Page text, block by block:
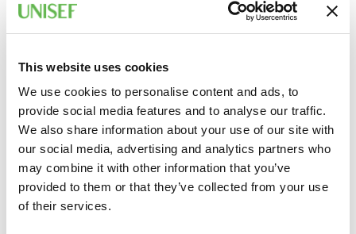
This website uses cookies
We use cookies to personalise content and ads, to
provide social media features and to analyse our traffic.
We also share information about your use of our site with
our social media, advertising and analytics partners who
may combine it with other information that you’ve
provided to them or that they’ve collected from your use
of their services.
Governance e responsabilità interne
Recruiting & Onboarding Compliance
Revisione dei job posting in ottica pay transparency
Formazione di recruiter e hiring manager
Gestione dei processi di selezione e onboarding
Policy di trasparenza e comunicazione
Procedure per la gestione delle richieste di accesso ai
dati retributivi
Comunicazione interna e gestione del cambiamento